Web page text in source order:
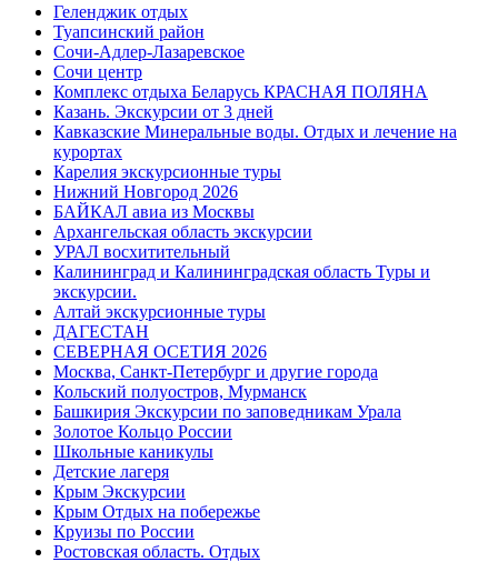
Геленджик отдых
Туапсинский район
Сочи-Адлер-Лазаревское
Сочи центр
Комплекс отдыха Беларусь КРАСНАЯ ПОЛЯНА
Казань. Экскурсии от 3 дней
Кавказские Минеральные воды. Отдых и лечение на
курортах
Карелия экскурсионные туры
Нижний Новгород 2026
БАЙКАЛ авиа из Москвы
Архангельская область экскурсии
УРАЛ восхитительный
Калининград и Калининградская область Туры и
экскурсии.
Алтай экскурсионные туры
ДАГЕСТАН
СЕВЕРНАЯ ОСЕТИЯ 2026
Москва, Санкт-Петербург и другие города
Кольский полуостров, Мурманск
Башкирия Экскурсии по заповедникам Урала
Золотое Кольцо России
Школьные каникулы
Детские лагеря
Крым Экскурсии
Крым Отдых на побережье
Круизы по России
Ростовская область. Отдых